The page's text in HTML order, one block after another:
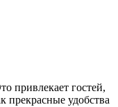
привлекает гостей,
прекрасные удобства